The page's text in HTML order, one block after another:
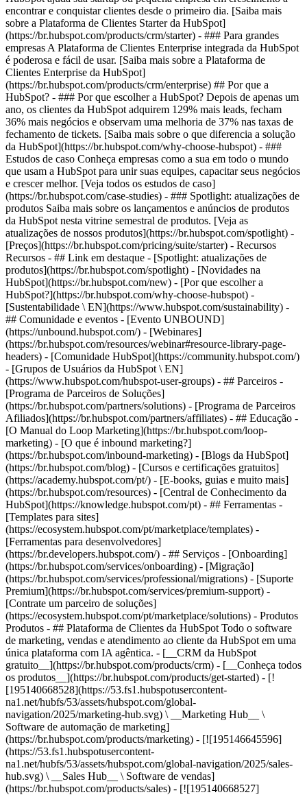
encontrar e conquistar clientes desde o primeiro dia. [Saiba mais
sobre a Plataforma de Clientes Starter da HubSpot]
(https://br.hubspot.com/products/crm/starter) - ### Para grandes
empresas A Plataforma de Clientes Enterprise integrada da HubSpot
é poderosa e fácil de usar. [Saiba mais sobre a Plataforma de
Clientes Enterprise da HubSpot]
(https://br.hubspot.com/products/crm/enterprise) ## Por que a
HubSpot? - ### Por que escolher a HubSpot? Depois de apenas um
ano, os clientes da HubSpot adquirem 129% mais leads, fecham
36% mais negócios e observam uma melhoria de 37% nas taxas de
fechamento de tickets. [Saiba mais sobre o que diferencia a solução
da HubSpot](https://br.hubspot.com/why-choose-hubspot) - ###
Estudos de caso Conheça empresas como a sua em todo o mundo
que usam a HubSpot para unir suas equipes, capacitar seus negócios
e crescer melhor. [Veja todos os estudos de caso]
(https://br.hubspot.com/case-studies) - ### Spotlight: atualizações de
produtos Saiba mais sobre os lançamentos e anúncios de produtos
da HubSpot nesta vitrine semestral de produtos. [Veja as
atualizações de nossos produtos](https://br.hubspot.com/spotlight) -
[Preços](https://br.hubspot.com/pricing/suite/starter) - Recursos
Recursos - ## Link em destaque - [Spotlight: atualizações de
produtos](https://br.hubspot.com/spotlight) - [Novidades na
HubSpot](https://br.hubspot.com/new) - [Por que escolher a
HubSpot?](https://br.hubspot.com/why-choose-hubspot) -
[Sustentabilidade \ EN](https://www.hubspot.com/sustainability) -
## Comunidade e eventos - [Evento UNBOUND]
(https://unbound.hubspot.com/) - [Webinares]
(https://br.hubspot.com/resources/webinar#resource-library-page-
headers) - [Comunidade HubSpot](https://community.hubspot.com/)
- [Grupos de Usuários da HubSpot \ EN]
(https://www.hubspot.com/hubspot-user-groups) - ## Parceiros -
[Programa de Parceiros de Soluções]
(https://br.hubspot.com/partners/solutions) - [Programa de Parceiros
Afiliados](https://br.hubspot.com/partners/affiliates) - ## Educação -
[O Manual do Loop Marketing](https://br.hubspot.com/loop-
marketing) - [O que é inbound marketing?]
(https://br.hubspot.com/inbound-marketing) - [Blogs da HubSpot]
(https://br.hubspot.com/blog) - [Cursos e certificações gratuitos]
(https://academy.hubspot.com/pt/) - [E-books, guias e muito mais]
(https://br.hubspot.com/resources) - [Central de Conhecimento da
HubSpot](https://knowledge.hubspot.com/pt) - ## Ferramentas -
[Templates para sites]
(https://ecosystem.hubspot.com/pt/marketplace/templates) -
[Ferramentas para desenvolvedores]
(https://br.developers.hubspot.com/) - ## Serviços - [Onboarding]
(https://br.hubspot.com/services/onboarding) - [Migração]
(https://br.hubspot.com/services/professional/migrations) - [Suporte
Premium](https://br.hubspot.com/services/premium-support) -
[Contrate um parceiro de soluções]
(https://ecosystem.hubspot.com/pt/marketplace/solutions) - Produtos Produtos - ## Plataforma de Clientes da HubSpot Todo o software de marketing, vendas e atendimento ao cliente da HubSpot em uma única plataforma com IA agêntica. - [__CRM da HubSpot gratuito__](https://br.hubspot.com/products/crm) - [__Conheça todos os produtos__](https://br.hubspot.com/products/get-started) - [![195140668528](https://53.fs1.hubspotusercontent-na1.net/hubfs/53/assets/hubspot.com/global-navigation/2025/marketing-hub.svg) \ __Marketing Hub__ \ Software de automação de marketing](https://br.hubspot.com/products/marketing) - [![195146645596](https://53.fs1.hubspotusercontent-na1.net/hubfs/53/assets/hubspot.com/global-navigation/2025/sales-hub.svg) \ __Sales Hub__ \ Software de vendas](https://br.hubspot.com/products/sales) - [![195140668527](https://53.fs1.hubspotusercontent-na1.net/hubfs/53/assets/hubspot.com/global-navigation/2025/service-hub.svg) \ __Service Hub__ \ Software de atendimento ao cliente](https://br.hubspot.com/products/service) - [![195140649745](https://53.fs1.hubspotusercontent-na1.net/hubfs/53/assets/hubspot.com/global-navigation/2025/content-hub.svg) \ __Content Hub__ \ Software de marketing de conteúdo](https://br.hubspot.com/products/content) - [![195289608884](https://53.fs1.hubspotusercontent-na1.net/hubfs/53/assets/hubspot.com/global-navigation/2025/data-hub.svg) \ __Data Hub__ \ Software de gestão de dados](https://br.hubspot.com/products/data) - [![195140609672](https://53.fs1.hubspotusercontent-na1.net/hubfs/53/assets/hubspot.com/global-navigation/2025/commerce-hub.svg) \ __Revenue Hub__ \ Software de CPQ, faturamento e pagamentos](https://br.hubspot.com/products/revenue) - [![ProductIcons_AgentHub_Icon_Orange](https://53.fs1.hubspotusercontent-na1.net/hubfs/53/assets/webteam-cms-portal/images/breeze/ProductIcons_AgentHub_Icon_Orange.svg) \ __Agent Hub__ \ O espaço central para criar e gerenciar agentes de IA em toda a plataforma](https://br.hubspot.com/products/artificial-intelligence) - [![188619147390](https://53.fs1.hubspotusercontent-na1.net/hubfs/53/assets/hubspot.com/global-navigation/help-me-choose-tool.svg) \ __Precisa de ajuda para escolher?__ \ Responda algumas perguntas e nós te ajudaremos a achar os produtos ideais para o seu negócio.](https://br.hubspot.com/products/help-me-choose) - [![195140649746](https://53.fs1.hubspotusercontent-na1.net/hubfs/53/assets/hubspot.com/global-navigation/2025/small-business.svg) \ __Pacote para pequenas empresas__ \ A edição Starter de cada produto, desenvolvida para startups e pequenas empresas](https://br.hubspot.com/products/crm/starter) - [![210646671655](https://53.fs1.hubspotusercontent-na1.net/hubfs/53/assets/hubspot.com/global-navigation/2025/aeo.svg) \ __AEO (Beta)__ \ Ferramentas de otimização para mecanismos de resposta que rastreiam e melhoram a visibilidade da sua marca nos resultados de IA.](https://br.hubspot.com/products/aeo) - [![195140649747](https://53.fs1.hubspotusercontent-na1.net/hubfs/53/assets/hubspot.com/global-navigation/2025/app-marketplace.svg) \ __HubSpot Marketplace__ \ Conecte seus aplicativos favoritos à HubSpot](https://ecosystem.hubspot.com/pt/marketplace/apps) - Soluções Soluções - Por tipo de uso - ## Marketing - [Gere leads](https://br.hubspot.com/use-case/drive-revenue-high-quality-leads) - [Automatize o marketing](https://br.hubspot.com/use-case/maximize-efficiency-ai-automation) - ## Vendas - [Crie pipelines](https://br.hubspot.com/use-case/build-sales-pipeline) - [Fechar negócios](https://br.hubspot.com/use-case/close-more-deals) - ## Atendimento ao cliente - [Expanda o suporte](https://br.hubspot.com/use-case/scale-customer-service-support) - [Melhore a retenção](https://br.hubspot.com/use-case/drive-customer-satisfaction) - ## Conteúdo - [Crie conteúdo](https://br.hubspot.com/use-case/create-content-for-customer-journey) - [Gerencie conteúdo](https://br.hubspot.com/use-case/manage-content) - ## Startups e pequenas empresas - [Encontre e alcance clientes](https://br.hubspot.com/use-case/find-and-reach-customers) - [Aumente as vendas e receba pagamentos](https://br.hubspot.com/use-case/grow-sales-and-get-paid-faster) - [Organize os dados do cliente](https://br.hubspot.com/use-case/understand-and-organize-customer-data) - ## Inteligência artificial - [Resolva dúvidas de seus clientes 24/7](https://br.hubspot.com/products/artificial-intelligence/ai-customer-service-agent) - [Automatize a prospecção de vendas](https://br.hubspot.com/products/sales/ai-prospecting-agent) - [Faça uma análise mais rápida de seus clientes](https://br.hubspot.com/products/artificial-intelligence/ai-data-agent) - Por tamanho da equipe - ## Por tamanho da equipe - ![195309752641](https://53.fs1.hubspotusercontent-na1.net/hub/53/hubfs/assets/hubspot.com/global-navigation/2025/Small%20Businesses%20%26%20Start%20ups.webp?width=1035&height=450&name=Small%20Businesses%20%26%20Start%20ups.webp) ### Para pequenas empresas e startups A Plataforma de Clientes Starter da HubSpot ajuda sua startup ou pequena empresa em crescimento a encontrar e conquistar clientes desde o primeiro dia. [Saiba mais sobre a Plataforma de Clientes Starter da HubSpot](https://br.hubspot.com/products/crm/starter) - ![195309752642](https://53.fs1.hubspotusercontent-na1.net/hub/53/hubfs/assets/hubspot.com/global-navigation/2025/Enterprise.webp?width=1035&height=450&name=Enterprise.webp) ### Para grandes empresas A Plataforma de Clientes Enterprise integrada da HubSpot é poderosa e fácil de usar. [Saiba mais sobre a Plataforma de Clientes Enterprise da HubSpot](https://br.hubspot.com/products/crm/enterprise) - Por que a HubSpot? - ## Por que a HubSpot? - ![195309752643](https://53.fs1.hubspotusercontent-na1.net/hub/53/hubfs/assets/hubspot.com/global-navigation/2025/Why%20Choose%20HubSpot.webp?width=1035&height=450&name=Why%20Choose%20HubSpot.webp) ### Por que escolher a HubSpot? Depois de apenas um ano, os clientes da HubSpot adquirem 129% mais leads, fecham 36% mais negócios e observam uma melhoria de 37% nas taxas de fechamento de tickets. [Saiba mais sobre o que diferencia a solução da HubSpot](https://br.hubspot.com/why-choose-hubspot) - ![195303448595](https://53.fs1.hubspotusercontent-na1.net/hub/53/hubfs/assets/hubspot.com/global-navigation/2025/Case%20Studies.webp?width=1035&height=450&name=Case%20Studies.webp) ### Estudos de caso Conheça empresas como a sua em todo o mundo que usam a HubSpot para unir suas equipes, capacitar seus negócios e crescer melhor. [Veja todos os estudos de caso](https://br.hubspot.com/case-studies) - ![191228329371](https://53.fs1.hubspotusercontent-na1.net/hub/53/hubfs/spotlight_resized_518x225.png?width=518&height=225&name=spotlight_resized_518x225.png) ### Spotlight: atualizações de produtos Saiba mais sobre os lançamentos e anúncios de produtos da HubSpot nesta vitrine semestral de produtos. [Veja as atualizações de nossos produtos](https://br.hubspot.com/spotlight) - [Preços](https://br.hubspot.com/pricing/suite/starter) - Recursos Recursos - ## Link em destaque - [Spotlight: atualizações de produtos](https://br.hubspot.com/spotlight) - [Novidades na HubSpot](https://br.hubspot.com/new) - [Por que escolher a HubSpot?](https://br.hubspot.com/why-choose-hubspot) - [Sustentabilidade \ EN](https://www.hubspot.com/sustainability) - ## Comunidade e eventos - [Evento UNBOUND](https://unbound.hubspot.com/) - [Webinares](https://br.hubspot.com/resources/webinar#resource-library-page-headers) - [Comunidade HubSpot](https://community.hubspot.com/) - [Grupos de Usuários da HubSpot \ EN](https://www.hubspot.com/hubspot-user-groups) - ## Parceiros - [Programa de Parceiros de Soluções](https://br.hubspot.com/partners/solutions) - [Programa de Parceiros Afiliados](https://br.hubspot.com/partners/affiliates) - ## Educação - [O Manual do Loop Marketing](https://br.hubspot.com/loop-marketing) - [O que é inbound marketing?](https://br.hubspot.com/inbound-marketing) - [Blogs da HubSpot](https://br.hubspot.com/blog) - [Cursos e certificações gratuitos](https://academy.hubspot.com/pt/) - [E-books, guias e muito mais](https://br.hubspot.com/resources) - [Central de Conhecimento da HubSpot](https://knowledge.hubspot.com/pt) - ## Ferramentas - [Templates para sites](https://ecosystem.hubspot.com/pt/marketplace/templates) - [Ferramentas para desenvolvedores](https://br.developers.hubspot.com/) - ## Serviços - [Onboarding](https://br.hubspot.com/services/onboarding) - [Migração](https://br.hubspot.com/services/professional/migrations) - [Suporte Premium](https://br.hubspot.com/services/premium-support) - [Contrate um parceiro de soluções](https://ecosystem.hubspot.com/pt/marketplace/solutions) - Sobre Sobre - [Sobre nós](https://br.hubspot.com/our-story) - [Trabalhe conosco](https://www.hubspot.com/careers) - [Entre em contato conosco](https://br.hubspot.com/company/contact) - [Relações com investidores](https://ir.hubspot.com/) - [Equipe de gestão](https://br.hubspot.com/company/management) [Comece a usar grátis as ferramentas gratuitas da HubSpot](https://app.hubspot.com/signup-hubspot/crm) [Peça uma demonstração](https